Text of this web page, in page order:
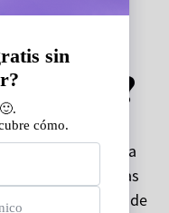
Gratis?
buscando una
mientras
de resolución de